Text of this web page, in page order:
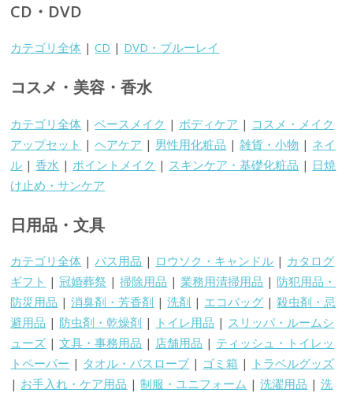
CD・DVD
カテゴリ全体 |CD | DVD・ブルーレイ
コスメ・美容・香水
カテゴリ全体 |ベースメイク | ボディケア | コスメ・メイク
アップセット |ヘアケア | 男性用化粧品 |雑貨・小物 | ネイ
ル |香水 | ポイントメイク | スキンケア・基礎化粧品 | 日焼
け止め・サンケア
日用品・文具
カテゴリ全体 |バス用品 | ロウソク・キャンドル | カタログ
ギフト |冠婚葬祭 |掃除用品 |業務用清掃用品 | 防犯用品・
防災用品 |消臭剤・芳香剤 |洗剤 | エコバッグ |殺虫剤・忌
避用品 | 防虫剤・乾燥剤 | トイレ用品 | スリッパ・ルームシ
ューズ |文具・事務用品 | 店舗用品 | ティッシュ・トイレッ
トペーパー | タオル・バスローブ | ゴミ箱 |
トラベルグッズ
| お手入れ・ケア用品 |制服・ユニフォーム |洗濯用品 |洗